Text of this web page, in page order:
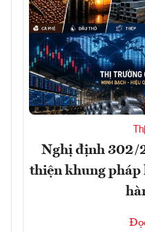
Nghị định 302/
thiện khung pháp